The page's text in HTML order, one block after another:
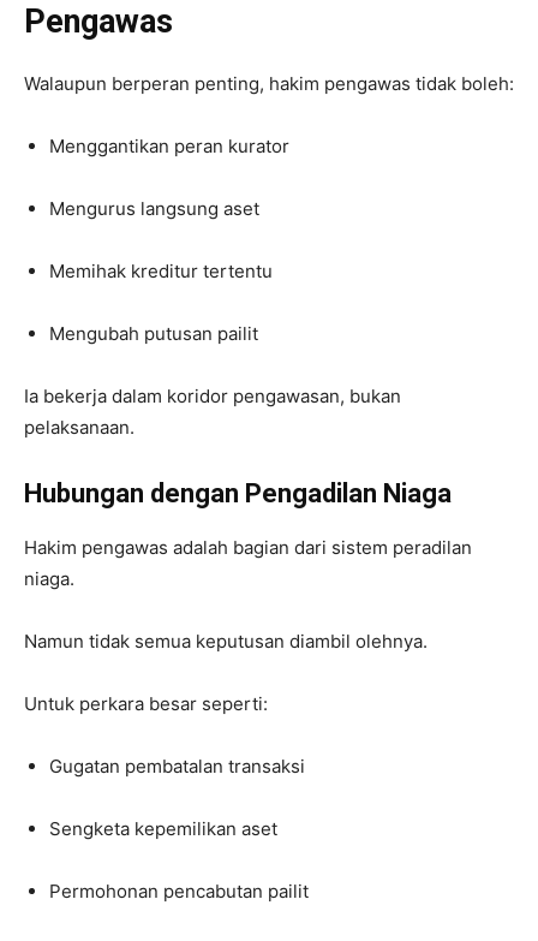
Pengawas
Walaupun berperan penting, hakim pengawas tidak boleh:
Menggantikan peran kurator
Mengurus langsung aset
Memihak kreditur tertentu
Mengubah putusan pailit
Ia bekerja dalam koridor pengawasan, bukan
pelaksanaan.
Hubungan dengan Pengadilan Niaga
Hakim pengawas adalah bagian dari sistem peradilan
niaga.
Namun tidak semua keputusan diambil olehnya.
Untuk perkara besar seperti:
Gugatan pembatalan transaksi
Sengketa kepemilikan aset
Permohonan pencabutan pailit